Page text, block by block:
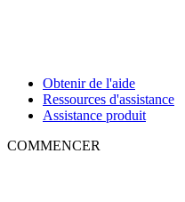
Obtenir de l'aide
Ressources d'assistance
Assistance produit
COMMENCER